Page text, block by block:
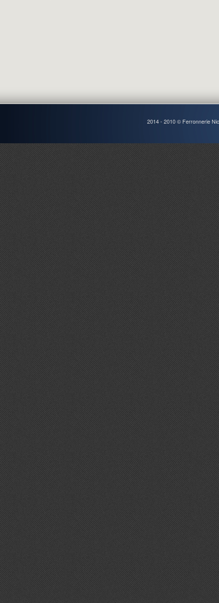
2014 - 2010 © Ferronnerie